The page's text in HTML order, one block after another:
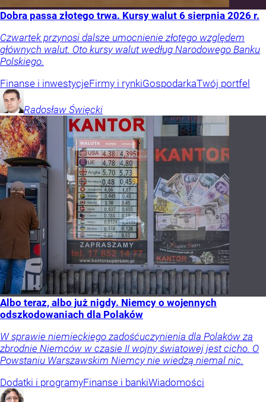
Dobra passa złotego trwa. Kursy walut 6 sierpnia 2026 r.
Czwartek przynosi dalsze umocnienie złotego względem
głównych walut. Oto kursy walut według Narodowego Banku
Polskiego.
Finanse i inwestycjeFirmy i rynkiGospodarkaTwój portfel
Radosław Święcki
Albo teraz, albo już nigdy. Niemcy o wojennych
odszkodowaniach dla Polaków
W sprawie niemieckiego zadośćuczynienia dla Polaków za
zbrodnie Niemców w czasie II wojny światowej jest cicho. O
Powstaniu Warszawskim Niemcy nie wiedzą niemal nic.
Dodatki i programyFinanse i bankiWiadomości